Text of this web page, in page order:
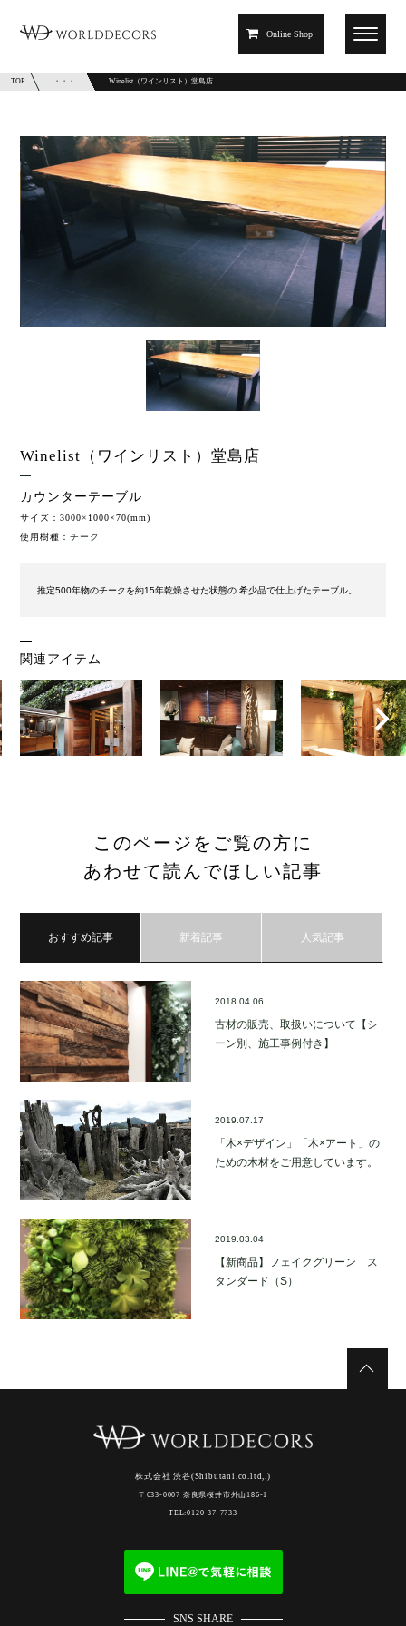
Online Shop
TOP ・・・ Winelist（ワインリスト）堂島店
Winelist（ワインリスト）堂島店
カウンターテーブル
サイズ：3000×1000×70(mm)
使用樹種：チーク
推定500年物のチークを約15年乾燥させた状態の 希少品で仕上げたテーブル。
関連アイテム
このページをご覧の方に
あわせて読んでほしい記事
おすすめ記事 新着記事 人気記事
2018.04.06
古材の販売、取扱いについて【シ
ーン別、施工事例付き】
2019.07.17
「木×デザイン」「木×アート」の
ための木材をご用意しています。
2019.03.04
【新商品】フェイクグリーン ス
タンダード（S）
株式会社 渋谷(Shibutani.co.ltd,.)
〒633-0007 奈良県桜井市外山186-1
TEL:0120-37-7733
SNS SHARE